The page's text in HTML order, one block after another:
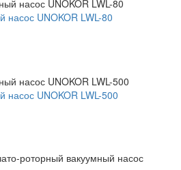
насос UNOKOR LWL-80
насос UNOKOR LWL-500